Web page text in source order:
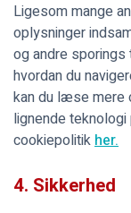
Ligesom mange
oplysninger
og andre
hvordan du
kan du læse mere
lignende
cookiepolitikher.
4. Sikkerhed